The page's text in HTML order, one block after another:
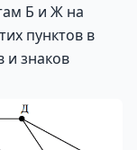
Б и Ж на
пунктов в
и знаков